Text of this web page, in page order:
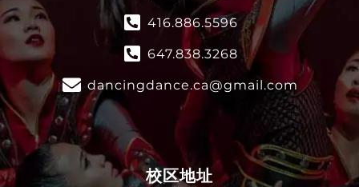
416.886.5596
647.838.3268
dancingdance.ca@gmail.com
校区地址